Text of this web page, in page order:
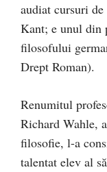
audiat cursuri
Kant; e unul din
filosofului
Drept Roman).
Renumitul
Richard Wahle,
filosofie, l-a
talentat elev al